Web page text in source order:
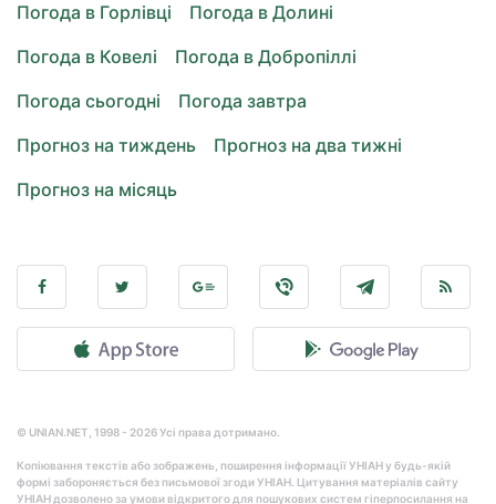
Погода в Горлівці
Погода в Долині
Погода в Ковелі
Погода в Добропіллі
Погода сьогодні
Погода завтра
Прогноз на тиждень
Прогноз на два тижні
Прогноз на місяць
© UNIAN.NET, 1998 - 2026 Усі права дотримано.
Копіювання текстів або зображень, поширення інформації УНІАН у будь-якій
формі забороняється без письмової згоди УНІАН. Цитування матеріалів сайту
УНІАН дозволено за умови відкритого для пошукових систем гіперпосилання на